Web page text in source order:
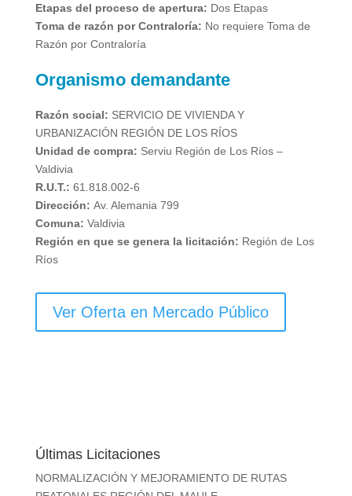
Etapas del proceso de apertura: Dos Etapas
Toma de razón por Contraloría: No requiere Toma de
Razón por Contraloría
Organismo demandante
Razón social: SERVICIO DE VIVIENDA Y
URBANIZACIÓN REGIÓN DE LOS RÍOS
Unidad de compra: Serviu Región de Los Ríos –
Valdivia
R.U.T.: 61.818.002-6
Dirección: Av. Alemania 799
Comuna: Valdivia
Región en que se genera la licitación: Región de Los
Ríos
Ver Oferta en Mercado Público
Últimas Licitaciones
NORMALIZACIÓN Y MEJORAMIENTO DE RUTAS